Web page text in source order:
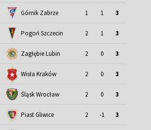
Górnik Zabrze 1 1 3
Pogoń Szczecin 2 1 3
Zagłębie Lubin 2 0 3
Wisła Kraków 2 0 3
Śląsk Wrocław 2 0 3
Piast Gliwice 2 -1 3